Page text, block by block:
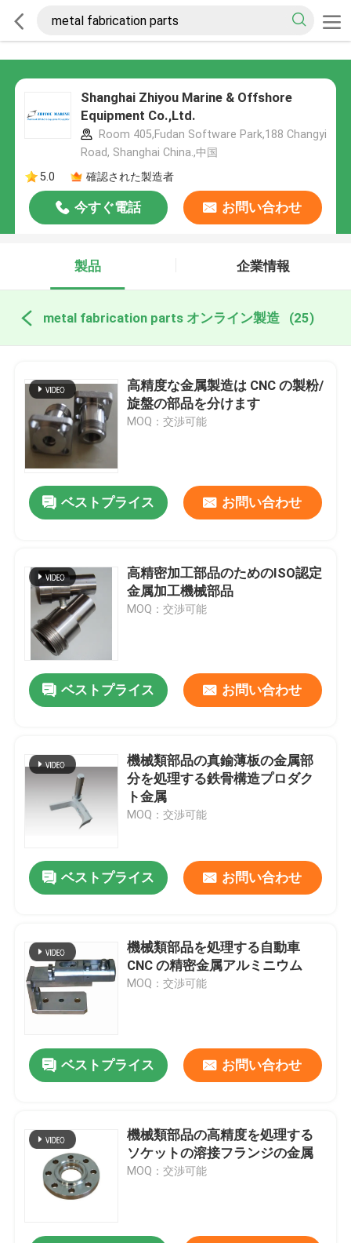
Shanghai Zhiyou Marine & Offshore
Equipment Co.,Ltd.
Room 405,Fudan Software Park,188 Changyi
Road, Shanghai China.,中国
5.0
確認された製造者
今すぐ電話 お問い合わせ
製品 企業情報
metal fabrication parts オンライン製造 (25)
高精度な金属製造は CNC の製粉/
旋盤の部品を分けます
MOQ：交渉可能
ベストプライス お問い合わせ
高精密加工部品のためのISO認定
金属加工機械部品
MOQ：交渉可能
ベストプライス お問い合わせ
機械類部品の真鍮薄板の金属部
分を処理する鉄骨構造プロダク
ト金属
MOQ：交渉可能
ベストプライス お問い合わせ
機械類部品を処理する自動車
CNC の精密金属アルミニウム
MOQ：交渉可能
ベストプライス お問い合わせ
機械類部品の高精度を処理する
ソケットの溶接フランジの金属
MOQ：交渉可能